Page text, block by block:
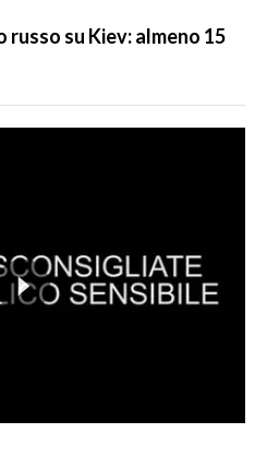
su Kiev: almeno 15